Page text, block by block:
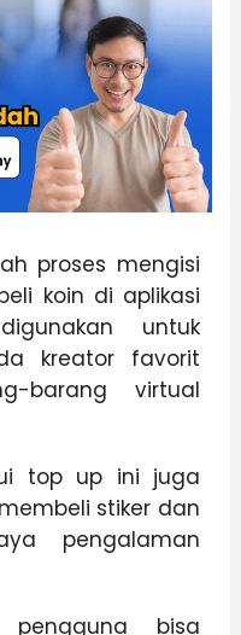
proses mengisi
koin di aplikasi
untuk
kreator favorit
barang virtual
top up ini juga
stiker dan
pengalaman
pengguna bisa